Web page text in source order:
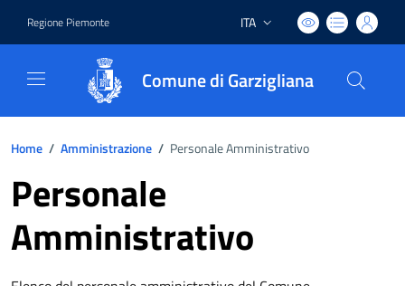
Regione Piemonte Lingua attiva:
ITA
Comune di Garzigliana
Home / Amministrazione / Personale Amministrativo
Personale
Amministrativo